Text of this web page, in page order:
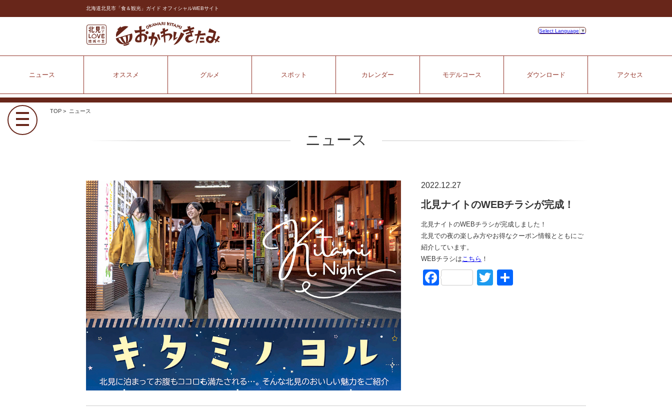
北海道北見市「食＆観光」ガイド オフィシャルWEBサイト
Select Language ▼
ニュース オススメ グルメ スポット カレンダー モデルコース ダウンロード アクセス
TOP > ニュース
ニュース
2022.12.27
北見ナイトのWEBチラシが完成！
北見ナイトのWEBチラシが完成しました！
北見での夜の楽しみ方やお得なクーポン情報とともにご
紹介しています。
WEBチラシはこちら ！
FacebookTwitter